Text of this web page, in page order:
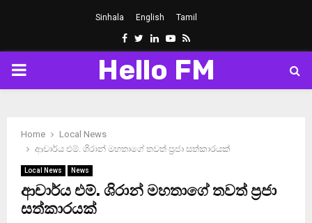
Sinhala English Tamil
Facebook
Twitter
LinkedinYoutube
Rss
PRIMARY
Hello FM
Home
Local News
ආචාර්ය එම්. ශිරාන් මහතාගේ තවත් ප්‍රජා සත්කාරයක්
Local News News
ආචාර්ය එම්. ශිරාන් මහතාගේ තවත් ප්‍රජා
සත්කාරයක්